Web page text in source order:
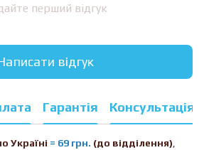
перший відгук
відгук
Гарантія Консультація
Україні = 69 грн. (до відділення)